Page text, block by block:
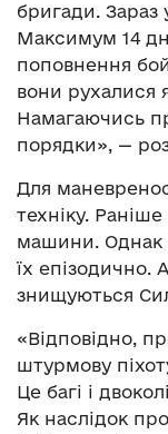
бригади. Зараз
Максимум 14
поповнення
вони рухалися
Намагаючись
порядки», —
Для
техніку.
машини. Однак
їх епізодично.
знищуються
«Відповідно,
штурмову
Це багі і
Як наслідок